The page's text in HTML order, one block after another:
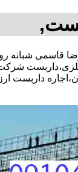
رایگان،09104090771 آقای علیرضا
داربست